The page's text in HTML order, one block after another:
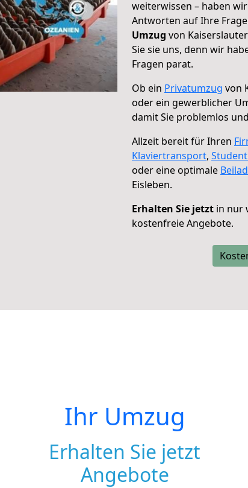
weiterwissen – haben
Antworten auf Ihre
Umzug von
Sie sie uns, denn wir
Fragen parat.
Ob ein Privatumzug von
oder ein gewerblicher
damit Sie problemlos
Allzeit bereit für Ihren
Klaviertransport,
oder eine optimale
Eisleben.
Erhalten Sie jetzt in nur
kostenfreie Angebote.
Ihr Umzug
Erhalten Sie jetzt
Angebote